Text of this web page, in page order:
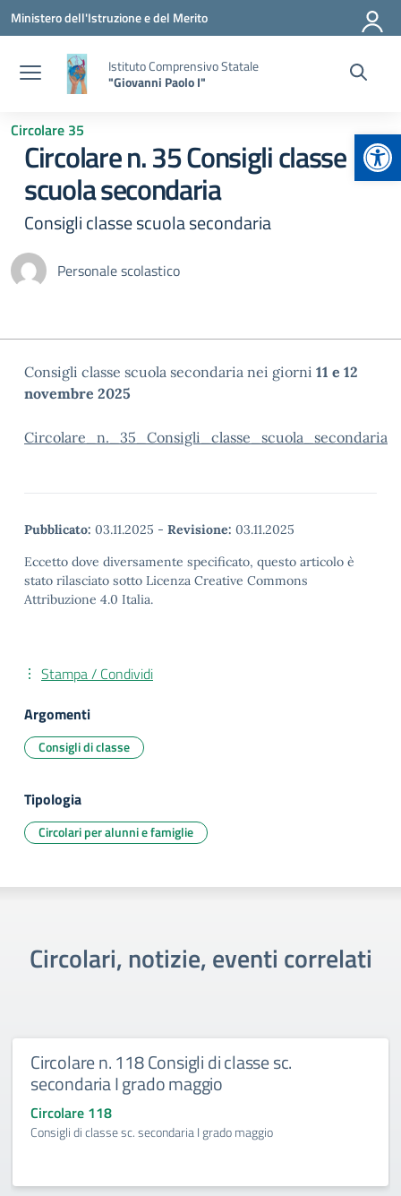
Vai ai contenuti
Vai al menu di navigazione
Vai al footer
Ministero dell'Istruzione e del Merito
Istituto Comprensivo Statale
"Giovanni Paolo I"
Circolare 35
Circolare n. 35 Consigli classe
scuola secondaria
Consigli classe scuola secondaria
Personale scolastico
Consigli classe scuola secondaria nei giorni 11 e 12
novembre 2025
Circolare_n._35_Consigli_classe_scuola_secondaria
Pubblicato: 03.11.2025 - Revisione: 03.11.2025
Eccetto dove diversamente specificato, questo articolo è
stato rilasciato sotto Licenza Creative Commons
Attribuzione 4.0 Italia.
Stampa / Condividi
Argomenti
Consigli di classe
Tipologia
Circolari per alunni e famiglie
Circolari, notizie, eventi correlati
Circolare n. 118 Consigli di classe sc.
secondaria I grado maggio
Circolare 118
Consigli di classe sc. secondaria I grado maggio